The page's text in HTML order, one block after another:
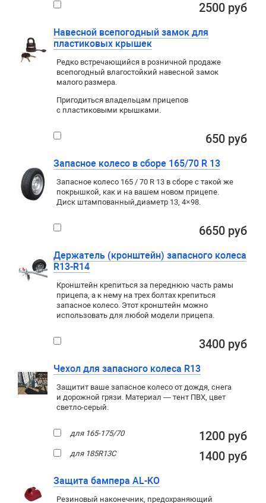
2500 руб
Навесной всепогодный замок для
пластиковых крышек
Редко встречающийся в розничной продаже
всепогодный влагостойкий навесной замок
малого размера.
Пригодиться владельцам прицепов
с пластиковыми крышками.
650 руб
Запасное колесо в сборе 165/70 R 13
Запасное колесо 165 / 70 R 13 в сборе с такой же
покрышкой,как и на вашем новом прицепе.
Диск штампованный,диаметр 13, 4×98.
6650 руб
Держатель (кронштейн) запасного колеса
R13-R14
Кронштейн крепиться за переднюю часть рамы
прицепа, а к нему на трех болтах крепиться
запасное колесо. Этот кронштейн можно
использовать для любой модели прицепа.
3400 руб
Чехол для запасного колеса R13
Защитит ваше запасное колесо от дождя, снега
и дорожной грязи. Материал — тент ПВХ, цвет
светло-серый.
для 165-175/70 1200 руб
для 185R13C 1400 руб
Защита бампера AL-KO
Резиновый наконечник, предохраняющий